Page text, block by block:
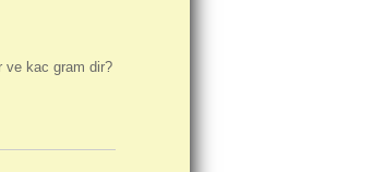
ve kac gram dir?